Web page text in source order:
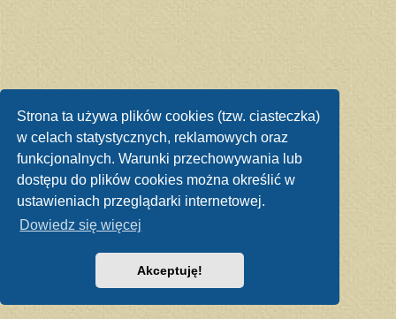
Strona ta używa plików cookies (tzw. ciasteczka)
w celach statystycznych, reklamowych oraz
funkcjonalnych. Warunki przechowywania lub
dostępu do plików cookies można określić w
ustawieniach przeglądarki internetowej.
Dowiedz się więcej
Akceptuję!